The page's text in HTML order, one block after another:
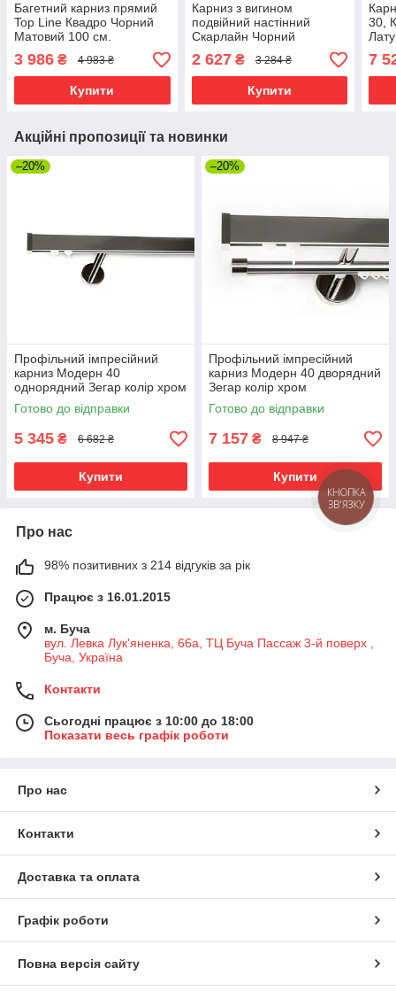
Багетний карниз прямий
Top Line Квадро Чорний
Матовий 100 см.
3 986 ₴ 4 983 ₴
Купити
Карниз з вигином
подвійний настінний
Скарлайн Чорний
2 627₴ 3 284 ₴
Купити
30,
7
Акційні пропозиції та новинки
–20%
Профільний імпресійний
карниз Модерн 40
однорядний Зегар колір хром
Готово до відправки
5 345 ₴ 6 682 ₴
Купити
–20%
Профільний імпресійний
карниз Модерн 40 дворядний
Зегар колір хром
Готово до відправки
7 157 ₴ 8 947 ₴
Купити
Про нас
98% позитивних з 214 відгуків за рік
Працює з 16.01.2015
м. Буча
вул. Левка Лук'яненка, 66а, ТЦ Буча Пассаж 3-й поверх ,
Буча, Україна
Контакти
Сьогодні працює з 10:00 до 18:00
Показати весь графік роботи
Про нас
Контакти
Доставка та оплата
Графік роботи
Повна версія сайту
КНОПКА
ЗВ'ЯЗКУ